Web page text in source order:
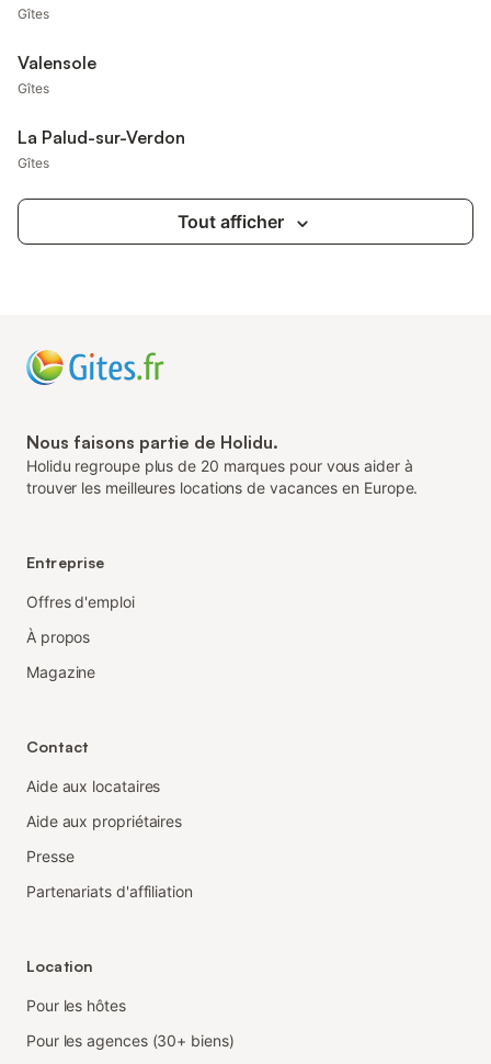
Gîtes
Valensole
Gîtes
La Palud-sur-Verdon
Gîtes
Tout afficher
Nous faisons partie de Holidu.
Holidu regroupe plus de 20 marques pour vous aider à
trouver les meilleures locations de vacances en Europe.
Entreprise
Offres d'emploi
À propos
Magazine
Contact
Aide aux locataires
Aide aux propriétaires
Presse
Partenariats d'affiliation
Location
Pour les hôtes
Pour les agences (30+ biens)